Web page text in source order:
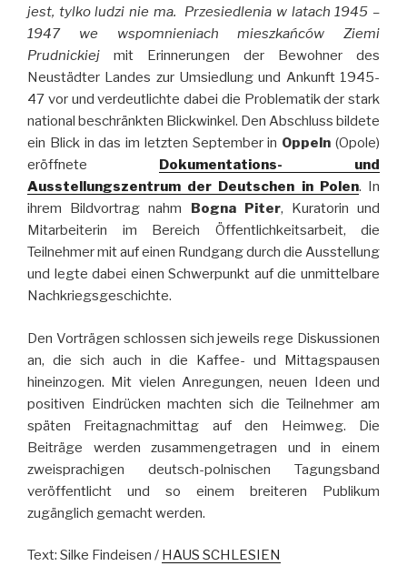
jest, tylko ludzi nie ma. Przesiedlenia w latach 1945 –
1947 we wspomnieniach mieszkańców Ziemi
Prudnickiej mit Erinnerungen der Bewohner des
Neustädter Landes zur Umsiedlung und Ankunft 1945-
47 vor und verdeutlichte dabei die Problematik der stark
national beschränkten Blickwinkel. Den Abschluss bildete
ein Blick in das im letzten September in Oppeln (Opole)
eröffnete
Dokumentations- und
Ausstellungszentrum der Deutschen in Polen. In
ihrem Bildvortrag nahm
Bogna Piter, Kuratorin und
Mitarbeiterin im Bereich Öffentlichkeitsarbeit, die
Teilnehmer mit auf einen Rundgang durch die Ausstellung
und legte dabei einen Schwerpunkt auf die unmittelbare
Nachkriegsgeschichte.
Den Vorträgen schlossen sich jeweils rege Diskussionen
an, die sich auch in die Kaffee- und Mittagspausen
hineinzogen. Mit vielen Anregungen, neuen Ideen und
positiven Eindrücken machten sich die Teilnehmer am
späten Freitagnachmittag auf den Heimweg. Die
Beiträge werden zusammengetragen und in einem
zweisprachigen deutsch-polnischen Tagungsband
veröffentlicht und so einem breiteren Publikum
zugänglich gemacht werden.
Text: Silke Findeisen / HAUS SCHLESIEN